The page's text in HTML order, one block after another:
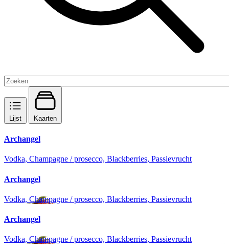
Lijst Kaarten
Archangel
Vodka, Champagne / prosecco, Blackberries, Passievrucht
Archangel
Vodka, Champagne / prosecco, Blackberries, Passievrucht
Archangel
Vodka, Champagne / prosecco, Blackberries, Passievrucht